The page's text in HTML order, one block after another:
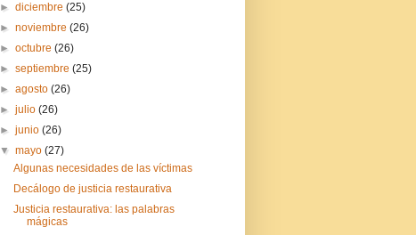
►diciembre(25)
►noviembre(26)
►octubre(26)
►septiembre(25)
►agosto(26)
►julio(26)
►junio(26)
▼mayo(27)
Algunas necesidades de las víctimas
Decálogo de justicia restaurativa
Justicia restaurativa: las palabras
mágicas